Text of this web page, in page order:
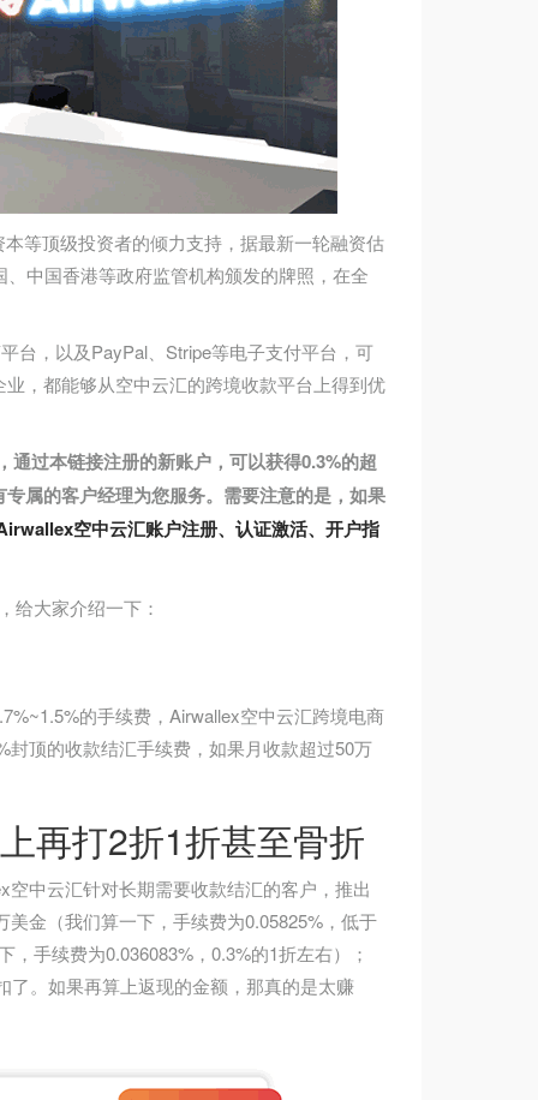
等顶级投资者的倾力支持，据最新一轮融资估
中国香港等政府监管机构颁发的牌照，在全
台，以及PayPal、Stripe等电子支付平台，可
，都能够从空中云汇的跨境收款平台上得到优
通过本链接注册的新账户，可以获得0.3%的超
属的客户经理为您服务。需要注意的是，如果
空中云汇账户注册、认证激活、开户指
给大家介绍一下：
的手续费，Airwallex空中云汇跨境电商
顶的收款结汇手续费，如果月收款超过50万
再打2折1折甚至骨折
中云汇针对长期需要收款结汇的客户，推出
金（我们算一下，手续费为0.05825%，低于
手续费为0.036083%，0.3%的1折左右）；
了。如果再算上返现的金额，那真的是太赚